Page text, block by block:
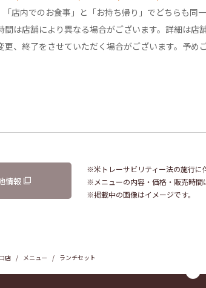
店内でのお食事」と「お持ち帰り」でどちらも同
は店舗により異なる場合がございます。詳細は店
、終了をさせていただく場合がございます。予め
情報
※米トレーサビリティー法の施行に
※メニューの内容・価格・販売時間
※掲載中の画像はイメージです。
店 メニュー ランチセット